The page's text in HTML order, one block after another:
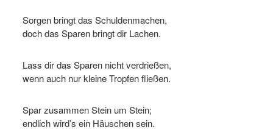
Sorgen bringt das Schuldenmachen,
doch das Sparen bringt dir Lachen.
Lass dir das Sparen nicht verdrießen,
wenn auch nur kleine Tropfen fließen.
Spar zusammen Stein um Stein;
endlich wird’s ein Häuschen sein.